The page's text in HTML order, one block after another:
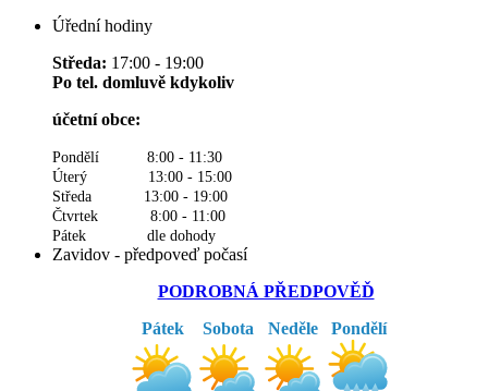
Úřední hodiny
Středa: 17:00 - 19:00
Po tel. domluvě kdykoliv
účetní obce:
Pondělí 8:00 - 11:30
Úterý 13:00 - 15:00
Středa 13:00 - 19:00
Čtvrtek 8:00 - 11:00
Pátek dle dohody
Zavidov - předpoveď počasí
PODROBNÁ PŘEDPOVĚĎ
Pátek
Sobota Neděle Pondělí